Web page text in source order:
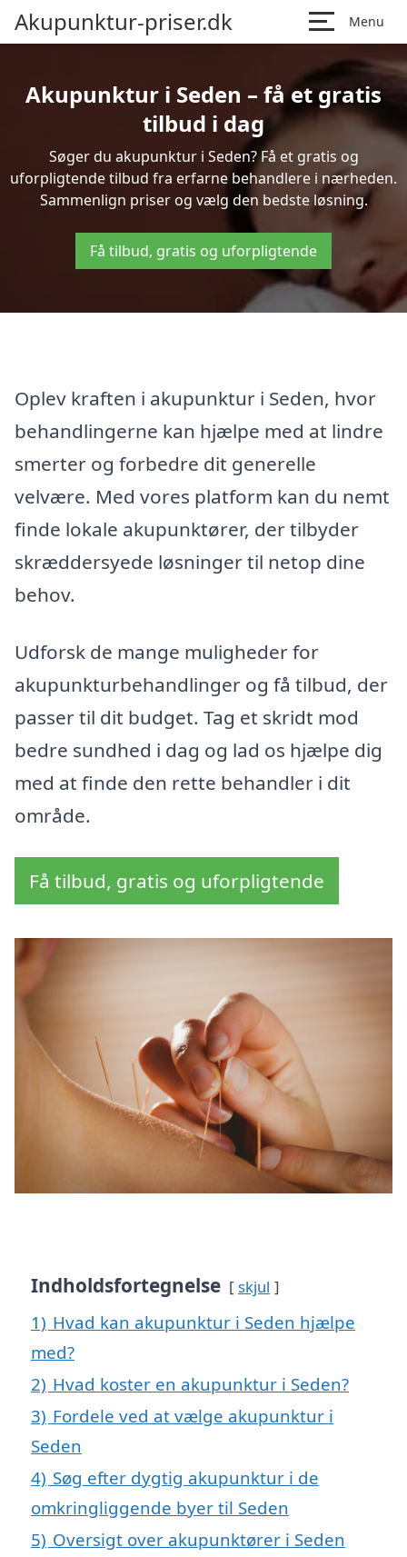
Akupunktur-priser.dk Menu
Akupunktur i Seden – få et gratis
tilbud i dag
Søger du akupunktur i Seden? Få et gratis og
uforpligtende tilbud fra erfarne behandlere i nærheden.
Sammenlign priser og vælg den bedste løsning.
Få tilbud, gratis og uforpligtende
Oplev kraften i akupunktur i Seden, hvor
behandlingerne kan hjælpe med at lindre
smerter og forbedre dit generelle
velvære. Med vores platform kan du nemt
finde lokale akupunktører, der tilbyder
skræddersyede løsninger til netop dine
behov.
Udforsk de mange muligheder for
akupunkturbehandlinger og få tilbud, der
passer til dit budget. Tag et skridt mod
bedre sundhed i dag og lad os hjælpe dig
med at finde den rette behandler i dit
område.
Få tilbud, gratis og uforpligtende
Indholdsfortegnelse skjul
1) Hvad kan akupunktur i Seden hjælpe
med?
2) Hvad koster en akupunktur i Seden?
3) Fordele ved at vælge akupunktur i
Seden
4) Søg efter dygtig akupunktur i de
omkringliggende byer til Seden
5) Oversigt over akupunktører i Seden